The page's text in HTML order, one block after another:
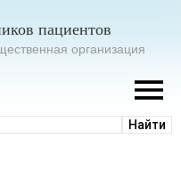
пациентов
организация